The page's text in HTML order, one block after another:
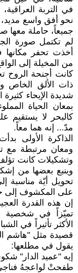
في التربة
نحو أفق واسع
جميعاً، حاملة معها
لم تكتمل صورة
أخذت تحفر مكانها
من المخيلة إلى
كانت أجنحة الروح
ذات الألق الخاص
شديدة الإيحاء
بمعان الحياة
كالبحر لا
مدّ... إنه هما معاً.
الذاكرة الأولى
ومعان مرتبطة مع
وتشكيلات كانت
وينبع بعضها من
تحويل أيّة مناسبة
على المكشوف إلى
إن هذه القدرة
تميّزاً في شخصية
الأكثر تأثيراً في
قصيدة مثل "هاشم
يقول في مطلعها:
إيه "عميد الدار"
طفحتْ لواعجهُ